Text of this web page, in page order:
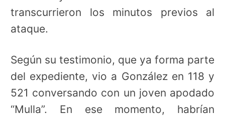
transcurrieron los minutos previos al
ataque.
Según su testimonio, que ya forma parte
del expediente, vio a González en 118 y
521 conversando con un joven apodado
“Mulla”. En ese momento, habrían